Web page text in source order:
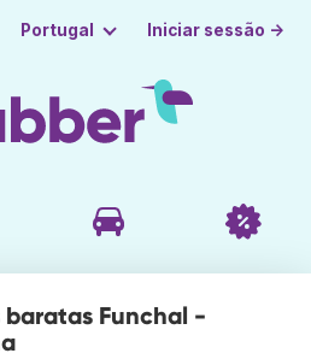
Portugal Iniciar sessão →
baratas Funchal -